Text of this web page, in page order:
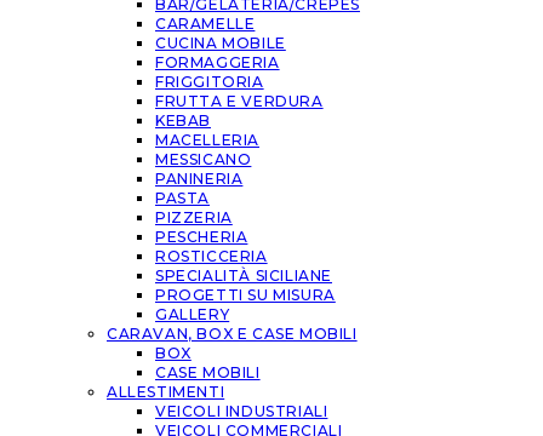
BAR/GELATERIA/CREPES
CARAMELLE
CUCINA MOBILE
FORMAGGERIA
FRIGGITORIA
FRUTTA E VERDURA
KEBAB
MACELLERIA
MESSICANO
PANINERIA
PASTA
PIZZERIA
PESCHERIA
ROSTICCERIA
SPECIALITÀ SICILIANE
PROGETTI SU MISURA
GALLERY
CARAVAN, BOX E CASE MOBILI
BOX
CASE MOBILI
ALLESTIMENTI
VEICOLI INDUSTRIALI
VEICOLI COMMERCIALI